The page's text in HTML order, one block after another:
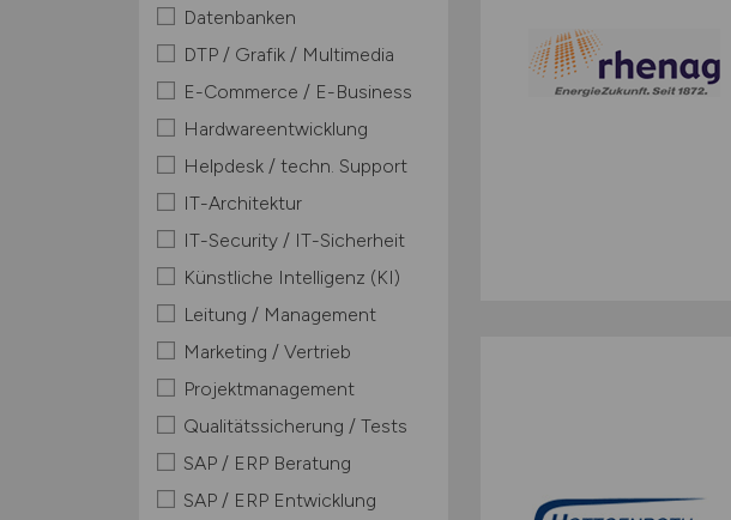
Datenbanken
DTP / Grafik / Multimedia
E-Commerce / E-Business
Hardwareentwicklung
Helpdesk / techn. Support
IT-Architektur
IT-Security / IT-Sicherheit
Künstliche Intelligenz (KI)
Leitung / Management
Marketing / Vertrieb
Projektmanagement
Qualitätssicherung / Tests
SAP / ERP Beratung
SAP / ERP Entwicklung